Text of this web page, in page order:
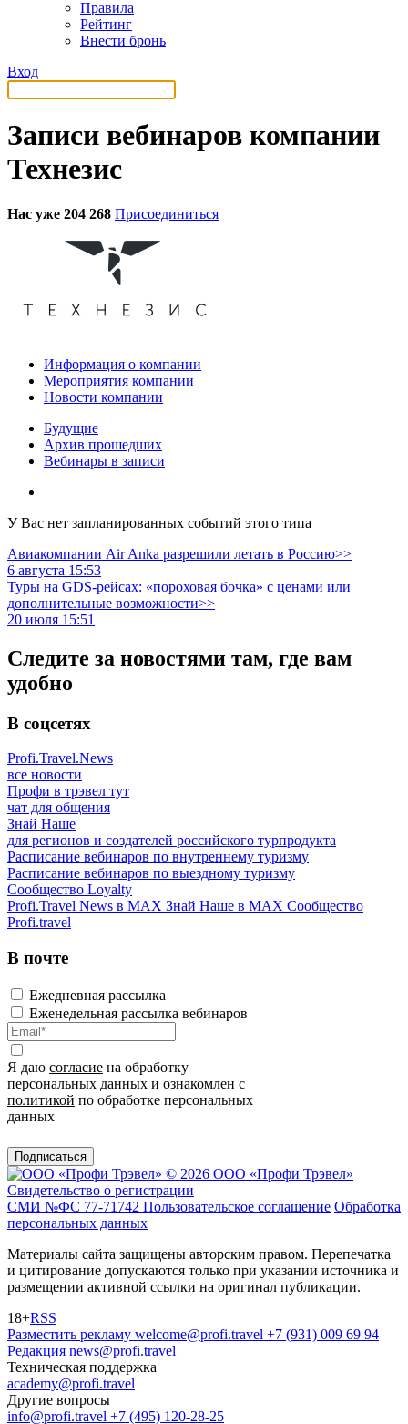
Правила
Рейтинг
Внести бронь
Вход
Записи вебинаров компании
Технезис
Нас уже 204 268 Присоединиться
Информация о компании
Мероприятия компании
Новости компании
Будущие
Архив прошедших
Вебинары в записи
У Вас нет запланированных событий этого типа
Авиакомпании Air Anka разрешили летать в Россию>>
6 августа 15:53
Туры на GDS-рейсах: «пороховая бочка» с ценами или
дополнительные возможности>>
20 июля 15:51
Следите за новостями там, где вам
удобно
В соцсетях
Profi.Travel.News
все новости
Профи в трэвел тут
чат для общения
Знай Наше
для регионов и создателей российского турпродукта
Расписание вебинаров по внутреннему туризму
Расписание вебинаров по выездному туризму
Сообщество Loyalty
Profi.Travel News в MAX Знай Наше в MAX Сообщество
Profi.travel
В почте
Ежедневная рассылка
Еженедельная рассылка вебинаров
Я даю согласие на обработку
персональных данных и ознакомлен с
политикой по обработке персональных
данных
Подписаться
© 2026 ООО «Профи Трэвeл»
Свидетельство о регистрации
СМИ №ФС 77-71742 Пользовательское соглашение Обработка
персональных данных
Материалы сайта защищены авторским правом. Перепечатка
и цитирование допускаются только при указании источника и
размещении активной ссылки на оригинал публикации.
18+RSS
Разместить рекламу welcome@profi.travel +7 (931) 009 69 94
Редакция news@profi.travel
Техническая поддержка
academy@profi.travel
Другие вопросы
info@profi.travel +7 (495) 120-28-25